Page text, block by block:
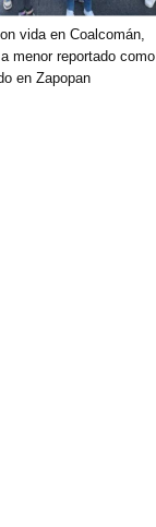
vida en Coalcomán,
menor reportado como
en Zapopan